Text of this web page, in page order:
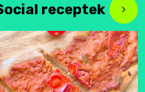
receptek